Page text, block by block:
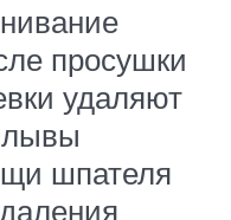
просушки
удаляют
шпателя